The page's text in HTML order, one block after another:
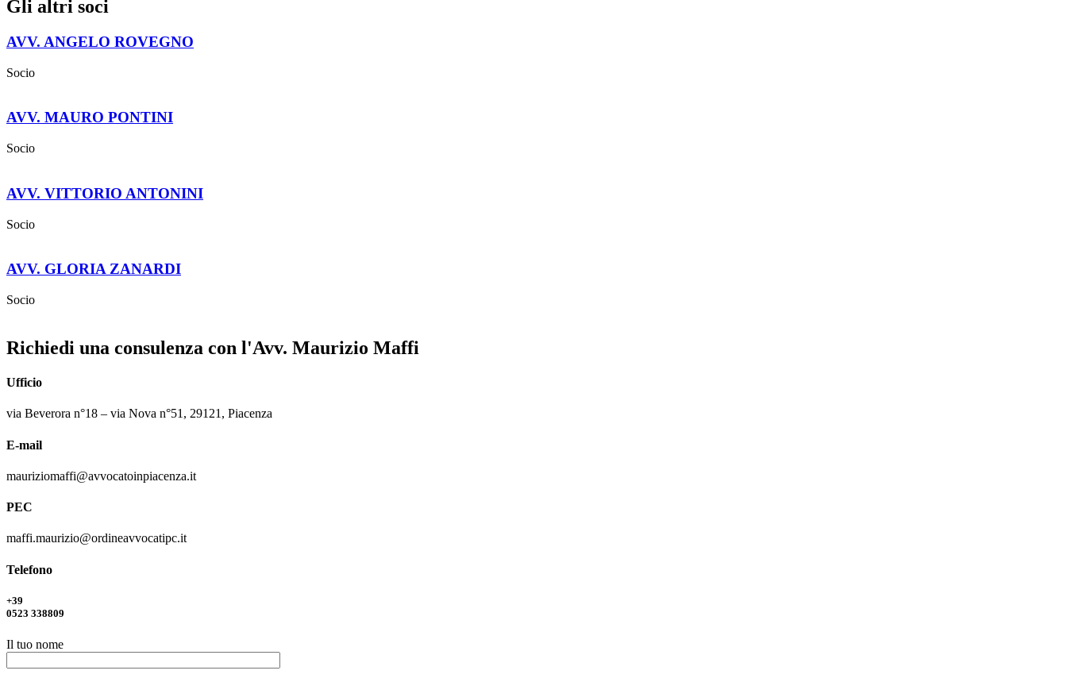
Gli altri soci
AVV. ANGELO ROVEGNO
Socio
AVV. MAURO PONTINI
Socio
AVV. VITTORIO ANTONINI
Socio
AVV. GLORIA ZANARDI
Socio
Richiedi una consulenza con l'Avv. Maurizio Maffi
Ufficio
via Beverora n°18 – via Nova n°51, 29121, Piacenza
E-mail
mauriziomaffi@avvocatoinpiacenza.it
PEC
maffi.maurizio@ordineavvocatipc.it
Telefono
+39
0523 338809
Il tuo nome